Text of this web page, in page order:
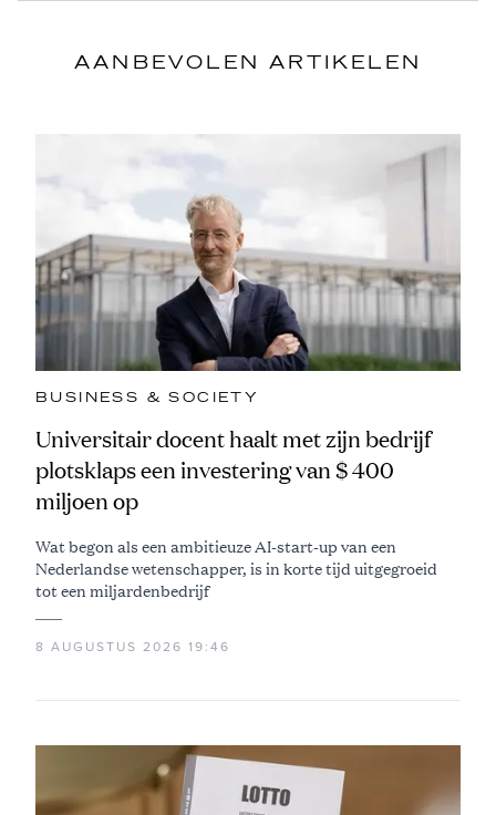
AANBEVOLEN ARTIKELEN
BUSINESS & SOCIETY
Universitair docent haalt met zijn bedrijf
plotsklaps een investering van $ 400
miljoen op
Wat begon als een ambitieuze AI-start-up van een
Nederlandse wetenschapper, is in korte tijd uitgegroeid
tot een miljardenbedrijf
8 AUGUSTUS 2026 19:46